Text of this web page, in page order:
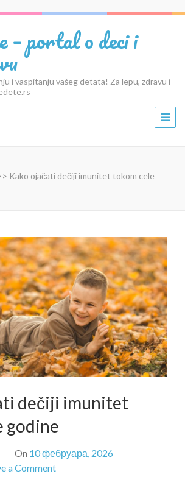
– portal o deci i
i vaspitanju vašeg detata! Za lepu, zdravu i
Kako ojačati dečiji imunitet tokom cele
dečiji imunitet
godine
On 10 фебруара, 2026
a Commenton